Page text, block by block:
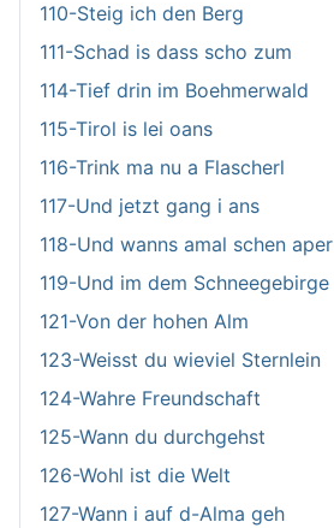
110-Steig ich den Berg
111-Schad is dass scho zum
114-Tief drin im Boehmerwald
115-Tirol is lei oans
116-Trink ma nu a Flascherl
117-Und jetzt gang i ans
118-Und wanns amal schen aper
119-Und im dem Schneegebirge
121-Von der hohen Alm
123-Weisst du wieviel Sternlein
124-Wahre Freundschaft
125-Wann du durchgehst
126-Wohl ist die Welt
127-Wann i auf d-Alma geh